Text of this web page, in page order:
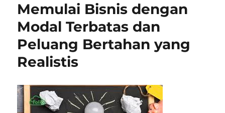
Memulai Bisnis dengan
Modal Terbatas dan
Peluang Bertahan yang
Realistis